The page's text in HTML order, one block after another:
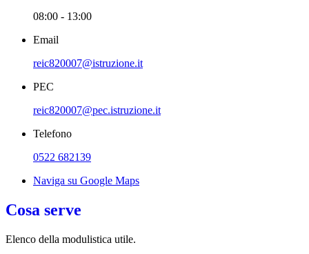
08:00 - 13:00
Email
reic820007@istruzione.it
PEC
reic820007@pec.istruzione.it
Telefono
0522 682139
Naviga su Google Maps
Cosa serve
Elenco della modulistica utile.